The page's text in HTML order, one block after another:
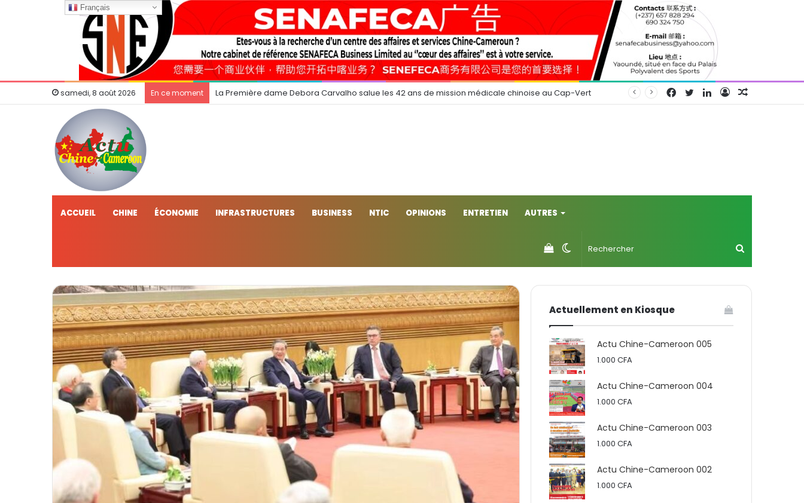
samedi, 8 août 2026 En ce moment La Première dame Debora Carvalho salue les 42 ans de mission médicale chinoise au Cap-Vert Connexion
Linkedin
Twitter
Facebook
ACCUEIL CHINE ÉCONOMIE INFRASTRUCTURES BUSINESS NTIC OPINIONS ENTRETIEN AUTRES
Switch
skin
Voir
votre
Actuellement en Kiosque
Actu Chine-Cameroon 005
1.000CFA
Actu Chine-Cameroon 004
1.000CFA
Actu Chine-Cameroon 003
1.000CFA
Actu Chine-Cameroon 002
1.000CFA
Français